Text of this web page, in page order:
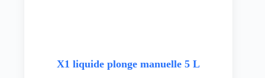
X1 liquide plonge manuelle 5 L